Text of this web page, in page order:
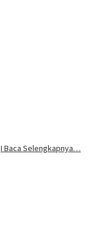
I Baca Selengkapnya…